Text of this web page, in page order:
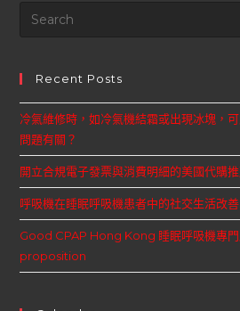
Recent Posts
冷氣維修時，如冷氣機結霜或出現冰塊，
問題有關？
開立合規電子發票與消費明細的美國代購
呼吸機在睡眠呼吸機患者中的社交生活改善
Good CPAP Hong Kong 睡眠呼吸機專
proposition